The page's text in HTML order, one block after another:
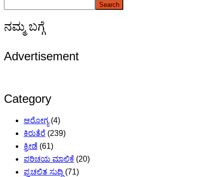
Search
ನಮ್ಮ ಬಗ್ಗೆ
Advertisement
Category
ಆರೋಗ್ಯ(4)
ಕಿರುತೆರೆ (239)
ಕ್ರೀಡೆ (61)
ಪರಿಚಯ ಮಾಲಿಕೆ (20)
ಪ್ರಚಲಿತ ಸುದ್ದಿ (71)